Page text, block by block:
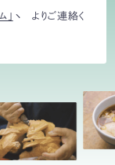
」
よりご連絡く